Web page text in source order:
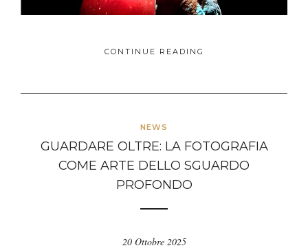
CONTINUE READING
NEWS
GUARDARE OLTRE: LA FOTOGRAFIA
COME ARTE DELLO SGUARDO
PROFONDO
20 Ottobre 2025